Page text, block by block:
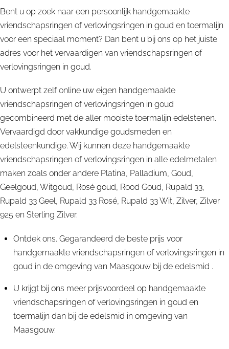
Bent u op zoek naar een persoonlijk handgemaakte
vriendschapsringen of verlovingsringen in goud en toermalijn
voor een speciaal moment? Dan bent u bij ons op het juiste
adres voor het vervaardigen van vriendschapsringen of
verlovingsringen in goud.
U ontwerpt zelf online uw eigen handgemaakte
vriendschapsringen of verlovingsringen in goud
gecombineerd met de aller mooiste toermalijn edelstenen.
Vervaardigd door vakkundige goudsmeden en
edelsteenkundige. Wij kunnen deze handgemaakte
vriendschapsringen of verlovingsringen in alle edelmetalen
maken zoals onder andere Platina, Palladium, Goud,
Geelgoud, Witgoud, Rosé goud, Rood Goud, Rupald 33,
Rupald 33 Geel, Rupald 33 Rosé, Rupald 33 Wit, Zilver, Zilver
925 en Sterling Zilver.
Ontdek ons. Gegarandeerd de beste prijs voor
handgemaakte vriendschapsringen of verlovingsringen in
goud in de omgeving van Maasgouw bij de edelsmid .
U krijgt bij ons meer prijsvoordeel op handgemaakte
vriendschapsringen of verlovingsringen in goud en
toermalijn dan bij de edelsmid in omgeving van
Maasgouw.